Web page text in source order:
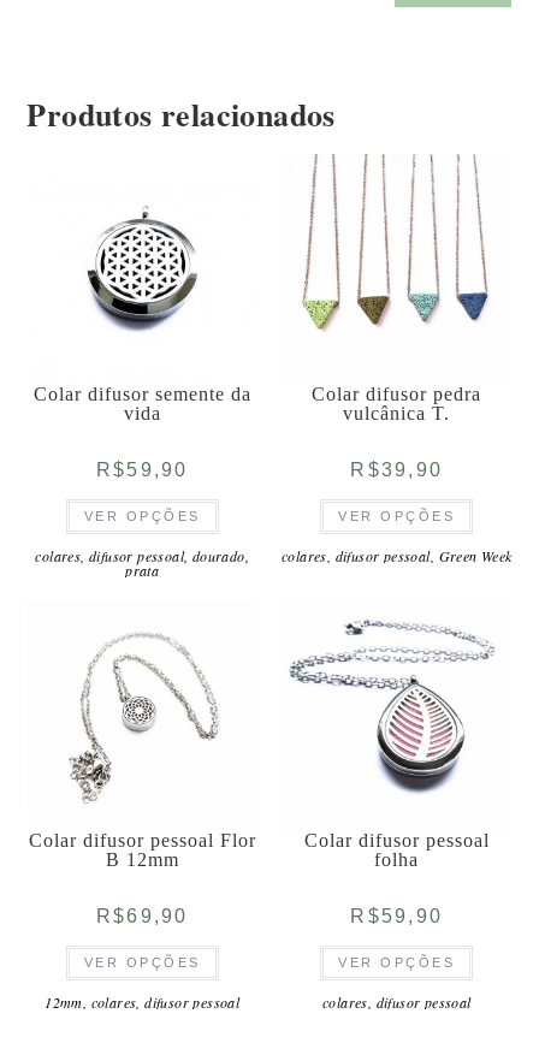
Produtos relacionados
Colar difusor semente da
vida
R$59,90
VER OPÇÕES Este
tem
várias
do
produto
colares difusor pessoal, dourado
prata
Colar difusor pedra
vulcânica T.
R$39,90
VER OPÇÕES Este
tem
várias
ser
colares difusor pessoal, Green Week
Colar difusor pessoal Flor
B 12mm
R$69,90
VER OPÇÕES Este
tem
várias
12mm colares ,difusor pessoal
Colar difusor pessoal
folha
R$59,90
VER OPÇÕES Este
tem
colares difusor pessoal